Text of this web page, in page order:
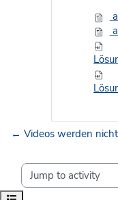
← Videos werden
Jump to activity